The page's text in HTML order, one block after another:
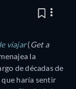
viajar( Get a
la
de décadas de
que haría sentir